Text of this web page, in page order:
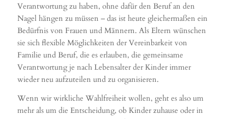
Verantwortung zu haben, ohne dafür den Beruf an den
Nagel hängen zu müssen – das ist heute gleichermaßen ein
Bedürfnis von Frauen und Männern. Als Eltern wünschen
sie sich flexible Möglichkeiten der Vereinbarkeit von
Familie und Beruf, die es erlauben, die gemeinsame
Verantwortung je nach Lebensalter der Kinder immer
wieder neu aufzuteilen und zu organisieren.
Wenn wir wirkliche Wahlfreiheit wollen, geht es also um
mehr als um die Entscheidung, ob Kinder zuhause oder in